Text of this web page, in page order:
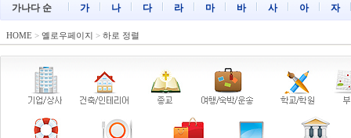
가나다 순 가 나 다 라 마 바 사 아 자
HOME > 옐로우페이지 > 하로 정렬